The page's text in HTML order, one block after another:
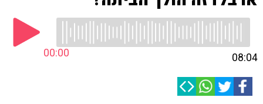
00:00 08:04